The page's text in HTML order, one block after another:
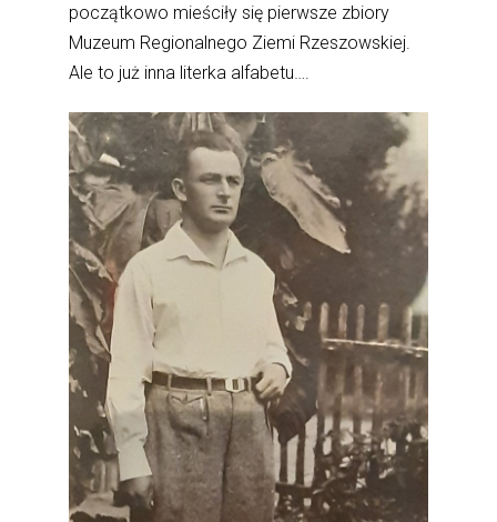
początkowo mieściły się pierwsze zbiory
Muzeum Regionalnego Ziemi Rzeszowskiej.
Ale to już inna literka alfabetu….